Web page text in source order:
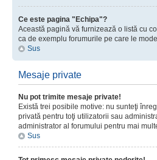
Ce este pagina "Echipa"?
Această pagină vă furnizează o listă cu
ca de exemplu forumurile pe care le
Sus
Mesaje private
Nu pot trimite mesaje private!
Există trei posibile motive: nu sunteţi
privată pentru toţi utilizatorii sau
administrator al forumului pentru mai
Sus